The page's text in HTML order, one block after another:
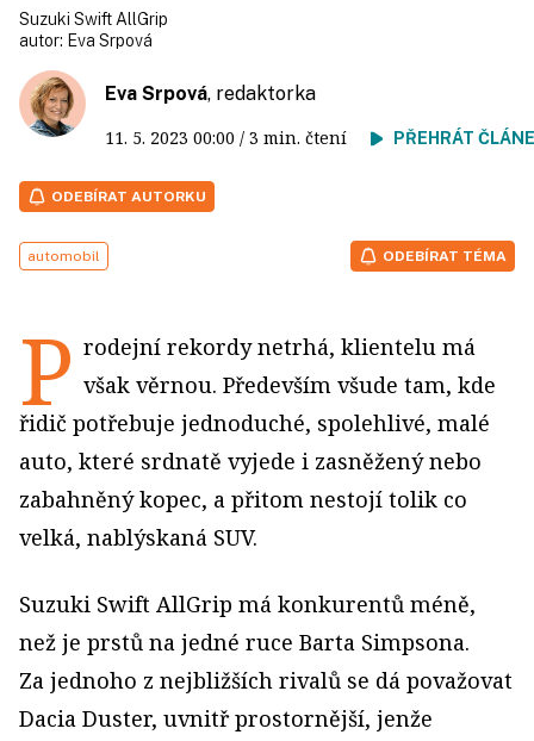
Suzuki Swift AllGrip
autor: Eva Srpová
Eva Srpová, redaktorka
11. 5. 2023 00:00 / 3 min. čtení PŘEHRÁT
ODEBÍRAT AUTORKU
automobil ODEBÍRAT TÉMA
P rodejní rekordy netrhá, klientelu má
však věrnou. Především všude tam, kde
řidič potřebuje jednoduché, spolehlivé, malé
auto, které srdnatě vyjede i zasněžený nebo
zabahněný kopec, a přitom nestojí tolik co
velká, nablýskaná SUV.
Suzuki Swift AllGrip má konkurentů méně,
než je prstů na jedné ruce Barta Simpsona.
Za jednoho z nejbližších rivalů se dá považovat
Dacia Duster, uvnitř prostornější, jenže